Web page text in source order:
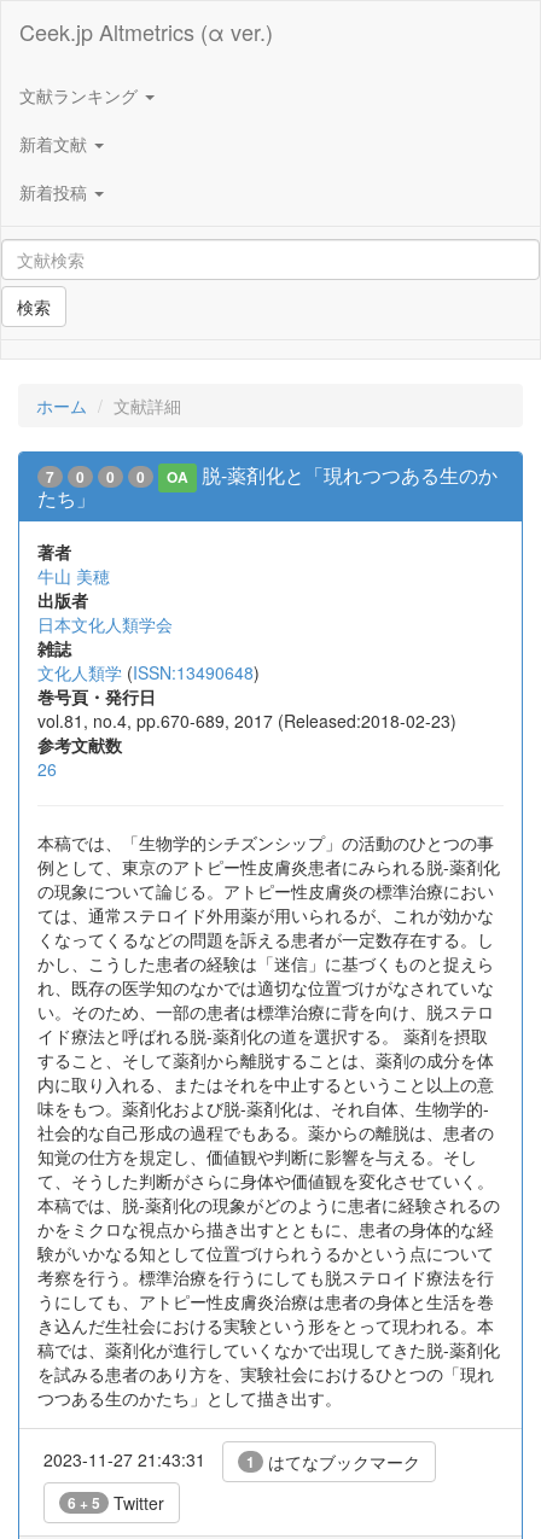
Ceek.jp Altmetrics (α ver.)
文献ランキング
新着文献
新着投稿
検索
ホーム 文献詳細
7 0 0 0 OA
脱-薬剤化と「現れつつある生のか
たち」
著者
牛山 美穂
出版者
日本文化人類学会
雑誌
文化人類学 (ISSN:13490648)
巻号頁・発行日
vol.81, no.4, pp.670-689, 2017 (Released:2018-02-23)
参考文献数
26
本稿では、「生物学的シチズンシップ」の活動のひとつの事
例として、東京のアトピー性皮膚炎患者にみられる脱-薬剤化
の現象について論じる。アトピー性皮膚炎の標準治療におい
ては、通常ステロイド外用薬が用いられるが、これが効かな
くなってくるなどの問題を訴える患者が一定数存在する。し
かし、こうした患者の経験は「迷信」に基づくものと捉えら
れ、既存の医学知のなかでは適切な位置づけがなされていな
い。そのため、一部の患者は標準治療に背を向け、脱ステロ
イド療法と呼ばれる脱-薬剤化の道を選択する。 薬剤を摂取
すること、そして薬剤から離脱することは、薬剤の成分を体
内に取り入れる、またはそれを中止するということ以上の意
味をもつ。薬剤化および脱-薬剤化は、それ自体、生物学的-
社会的な自己形成の過程でもある。薬からの離脱は、患者の
知覚の仕方を規定し、価値観や判断に影響を与える。そし
て、そうした判断がさらに身体や価値観を変化させていく。
本稿では、脱-薬剤化の現象がどのように患者に経験されるの
かをミクロな視点から描き出すとともに、患者の身体的な経
験がいかなる知として位置づけられうるかという点について
考察を行う。標準治療を行うにしても脱ステロイド療法を行
うにしても、アトピー性皮膚炎治療は患者の身体と生活を巻
き込んだ生社会における実験という形をとって現われる。本
稿では、薬剤化が進行していくなかで出現してきた脱-薬剤化
を試みる患者のあり方を、実験社会におけるひとつの「現れ
つつある生のかたち」として描き出す。
2023-11-27 21:43:31 1 はてなブックマーク
6 + 5 Twitter